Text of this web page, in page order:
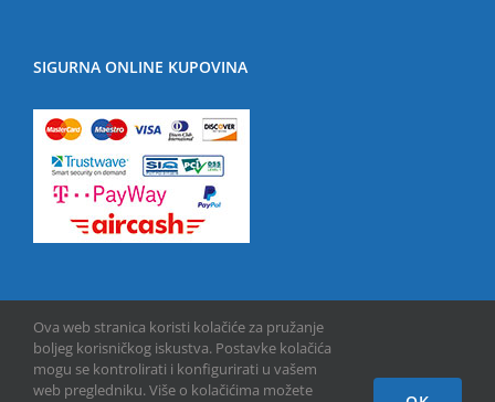
SIGURNA ONLINE KUPOVINA
Ova web stranica koristi kolačiće za pružanje
boljeg korisničkog iskustva. Postavke kolačića
mogu se kontrolirati i konfigurirati u vašem
web pregledniku. Više o kolačićima možete